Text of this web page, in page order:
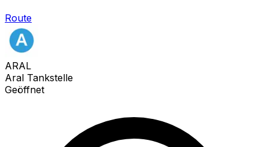
Route
ARAL
Aral Tankstelle
Geöffnet